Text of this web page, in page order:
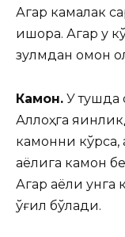
Агар камалак
ишора. Агар у
зулмдан омон
Камон. У тушда
Аллоҳга
камонни
аёлига камон
Агар аёли унга
ўғил бўлади.